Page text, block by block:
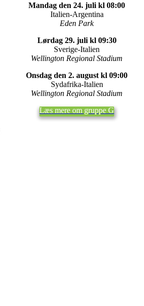
Mandag den 24. juli kl 08:00
Italien-Argentina
Eden Park
Lørdag 29. juli kl 09:30
Sverige-Italien
Wellington Regional Stadium
Onsdag den 2. august kl 09:00
Sydafrika-Italien
Wellington Regional Stadium
Læs mere om gruppe G